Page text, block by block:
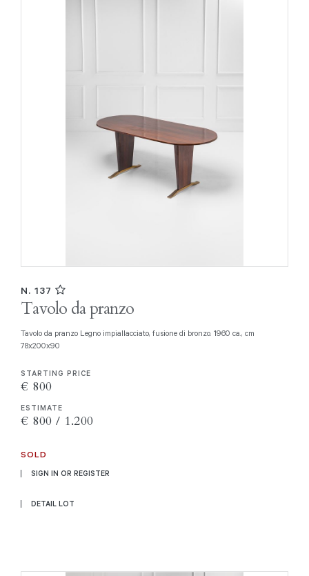
N. 137
Tavolo da pranzo
Tavolo da pranzo Legno impiallacciato, fusione di bronzo. 1960 ca., cm
78x200x90
STARTING PRICE
€ 800
ESTIMATE
€ 800 / 1.200
SOLD
SIGN IN OR REGISTER
DETAIL LOT